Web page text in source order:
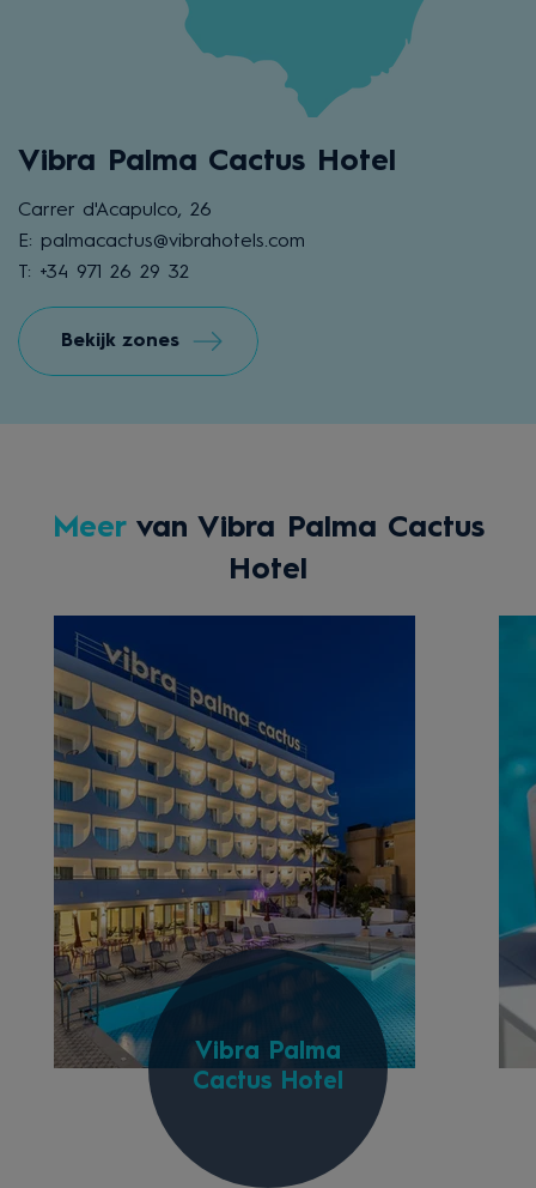
Vibra Palma Cactus Hotel
Carrer d'Acapulco, 26
E: palmacactus@vibrahotels.com
T: +34 971 26 29 32
Bekijk zones
Meervan Vibra Palma Cactus
Hotel
Vibra Palma
Cactus Hotel